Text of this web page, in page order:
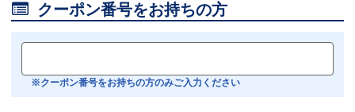
おすすめ
Bluetoothイヤホン対応
トランスミッター
 クーポン番号をお持ちの方
※クーポン番号をお持ちの方のみご入力ください